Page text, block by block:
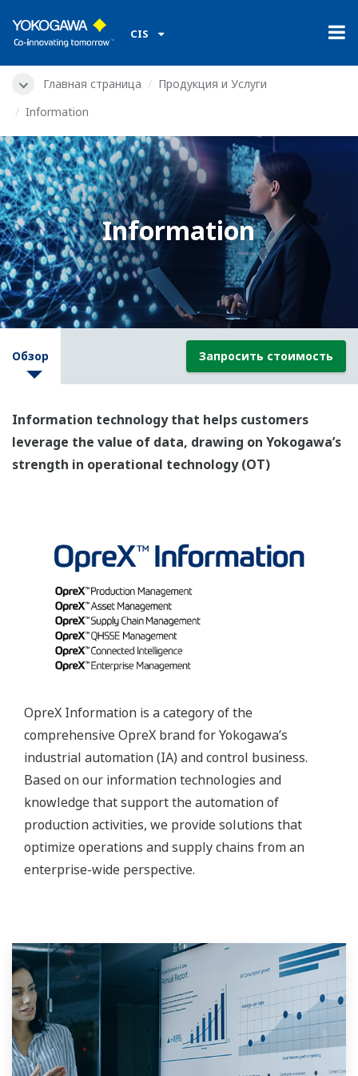
CIS
Главная страница
Продукция и Услуги
Information
Information
Обзор Запросить стоимость
Information technology that helps customers
leverage the value of data, drawing on Yokogawa’s
strength in operational technology (OT)
OpreX Information is a category of the
comprehensive OpreX brand for Yokogawa’s
industrial automation (IA) and control business.
Based on our information technologies and
knowledge that support the automation of
production activities, we provide solutions that
optimize operations and supply chains from an
enterprise-wide perspective.